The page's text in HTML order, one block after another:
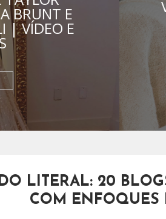
BRUNT E
VÍDEO E
LITERAL: 20
COM ENFOQUES